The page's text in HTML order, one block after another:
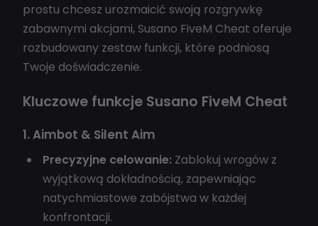
prostu chcesz urozmaicić swoją rozgrywkę
zabawnymi akcjami, Susano FiveM Cheat oferuje
rozbudowany zestaw funkcji, które podniosą
Twoje doświadczenie.
Kluczowe funkcje Susano FiveM Cheat
1. Aimbot & Silent Aim
Precyzyjne celowanie: Zablokuj wrogów z
wyjątkową dokładnością, zapewniając
natychmiastowe zabójstwa w każdej
konfrontacji.